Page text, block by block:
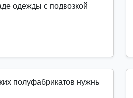
одежды с подвозкой
полуфабрикатов нужны